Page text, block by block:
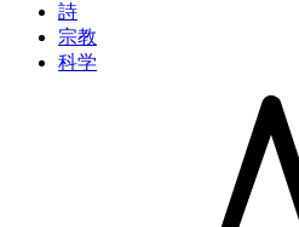
詩
宗教
科学